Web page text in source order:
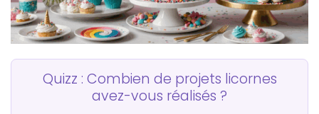
Quizz : Combien de projets licornes
avez-vous réalisés ?